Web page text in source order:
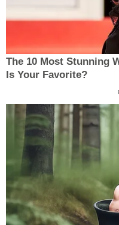
The 10 Most Stunning
Is Your Favorite?